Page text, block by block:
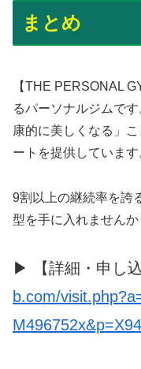
まとめ
【THE PERSONAL
るパーソナルジムで
康的に美しくなる」
ートを提供しています
9割以上の継続率を誇
型を手に入れませんか
▶ 【詳細・申し
b.com/